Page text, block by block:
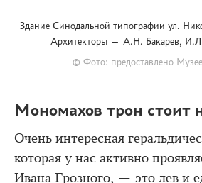
Здание Синодальной типографии ул.
Архитекторы — А.Н. Бакарев,
© Фото: предоставлено
Мономахов трон стоит
Очень интересная
которая у нас активно
Ивана Грозного, — это лев и